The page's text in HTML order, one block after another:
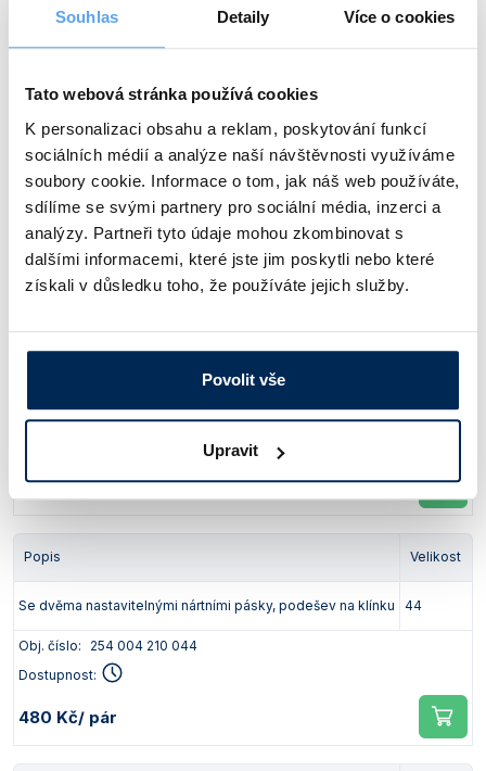
Souhlas Detaily Více o cookies
Tato webová stránka používá cookies
K personalizaci obsahu a reklam, poskytování funkcí
sociálních médií a analýze naší návštěvnosti využíváme
soubory cookie. Informace o tom, jak náš web používáte,
sdílíme se svými partnery pro sociální média, inzerci a
analýzy. Partneři tyto údaje mohou zkombinovat s
dalšími informacemi, které jste jim poskytli nebo které
získali v důsledku toho, že používáte jejich služby.
Povolit vše
Upravit
480 Kč/ pár
Popis
Se dvěma nastavitelnými nártními pásky, podešev na klínku 42
Obj. číslo: 254 004 210 042
Dostupnost:
480 Kč/ pár
Se dvěma nastavitelnými nártními pásky, podešev na klínku
Obj. číslo: 254 004 210 043
480 Kč/ pár
Popis Velikost
Se dvěma nastavitelnými nártními pásky, podešev na klínku 44
Obj. číslo:
254 004 210 044
Dostupnost:
480 Kč/ pár